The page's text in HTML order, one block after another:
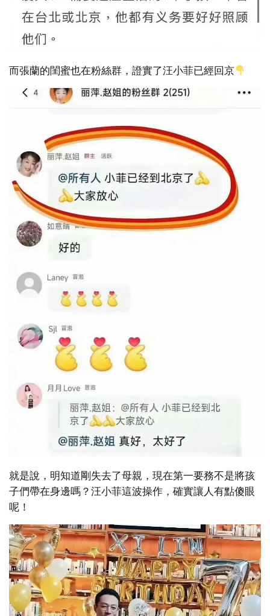
而張蘭的閨蜜也在粉絲群，證實了汪小菲已經回京
就是說，明知道剛失去了母親，現在第一要務不是將孩
子們帶在身邊嗎？汪小菲這波操作，確實讓人有點傻眼
呢！